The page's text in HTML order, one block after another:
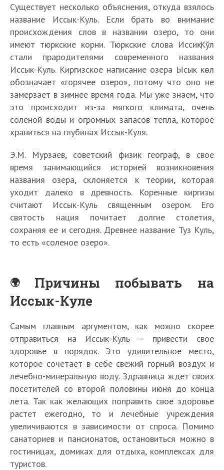
Существует несколько объяснения, откуда взялось
название Иссык-Куль. Если брать во внимание
происхождения слов в названии озеро, то они
имеют тюркские корни. Тюркские слова Иссиқ-Кўл
стали прародителями современного названия
Иссык-Куль. Киргизское написание озера Ысык көл
обозначает «горячее озеро», потому что оно не
замерзает в зимнее время года. Мы уже знаем, что
это происходит из-за мягкого климата, очень
соленой воды и огромных запасов тепла, которое
храниться на глубинах Иссык-Куля.
Э.М. Мурзаев, советский физик географ, в свое
время занимающийся историей возникновения
названия озера, склоняется к теории, которая
уходит далеко в древность. Коренные киргизы
считают Иссык-Куль священным озером. Его
святость нация почитает долгие столетия,
сохраняя ее и сегодня. Древнее название Туз Куль,
то есть «соленое озеро».
Причины побывать на
Иссык-Куле
Самым главным аргументом, как можно скорее
отправиться на Иссык-Куль – привести свое
здоровье в порядок. Это удивительное место,
которое сочетает в себе свежий горный воздух и
лечебно-минеральную воду. Здравница ждет своих
посетителей со второй половины июня до конца
лета. Так как желающих поправить свое здоровье
растет ежегодно, то и лечебные учреждения
увеличиваются в зависимости от спроса. Помимо
санаториев и пансионатов, остановиться можно в
гостиницах, домиках для отдыха, комплексах для
туристов.